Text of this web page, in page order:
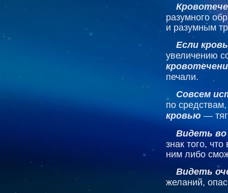
разумного
и разумным
Если
увеличению
печали.
Совсем
по
кровью —
Видеть во
знак того,
ним либо
Видеть
желаний,